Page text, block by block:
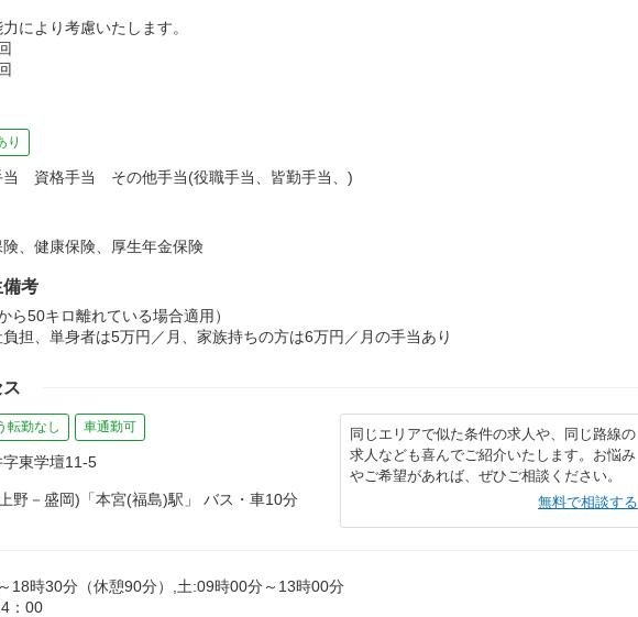
により考慮いたします。
り
資格手当 その他手当(役職手当、皆勤手当、)
、健康保険、厚生年金保険
考
ら50キロ離れている場合適用）
担、単身者は5万円／月、家族持ちの方は6万円／月の手当あり
転勤なし 車通勤可
東学壇11-5
野－盛岡)「本宮(福島)駅」 バス・車10分
同じエリアで似た条件の求人や、同じ路線の
求人なども喜んでご紹介いたします。お悩み
やご希望があれば、ぜひご相談ください。
無料で相談する
18時30分（休憩90分）,土:09時00分～13時00分
：00